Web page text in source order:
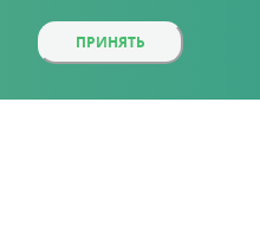
ПРИНЯТЬ